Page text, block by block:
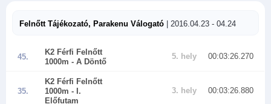
Felnőtt Tájékozató, Parakenu Válogató | 2016.04.23 - 04.24
45.
K2 Férfi Felnőtt
1000m - A Döntő
5. hely 00:03:26.270
35.
K2 Férfi Felnőtt
1000m - I.
Előfutam
3. hely 00:03:26.880